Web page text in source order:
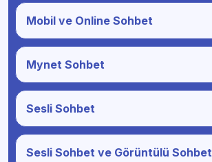
Mobil ve Online Sohbet
Mynet Sohbet
Sesli Sohbet
Sesli Sohbet ve Görüntülü Sohbet